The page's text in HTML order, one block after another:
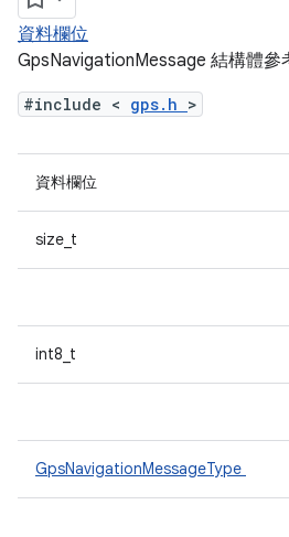
資料欄位
GpsNavigationMessage 結構體參
#include < gps.h >
資料欄位
size_t
int8_t
GpsNavigationMessageType